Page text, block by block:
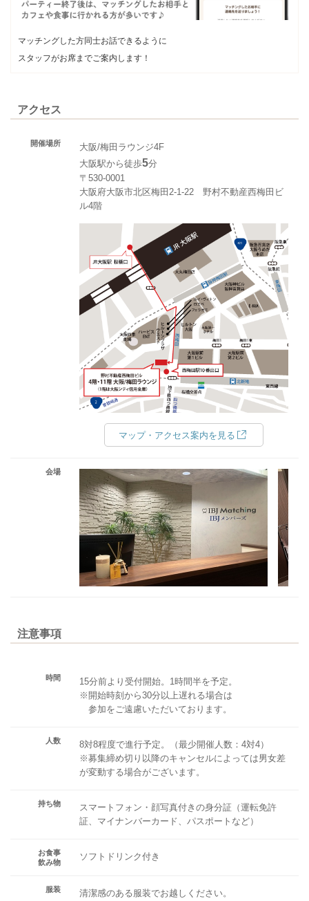
マッチングした方同士お話できるように
スタッフがお席までご案内します！
アクセス
開催場所
大阪/梅田ラウンジ4F
大阪駅から徒歩5分
〒530-0001
大阪府大阪市北区梅田2-1-22 野村不動産西梅田ビ
ル4階
マップ・アクセス案内を見る
会場
注意事項
時間
15分前より受付開始。1時間半を予定。
※開始時刻から30分以上遅れる場合は
参加をご遠慮いただいております。
人数
8対8程度で進行予定。（最少開催人数：4対4）
※募集締め切り以降のキャンセルによっては男女差
が変動する場合がございます。
持ち物
スマートフォン・顔写真付きの身分証（運転免許
証、マイナンバーカード、パスポートなど）
お食事
飲み物
ソフトドリンク付き
服装 清潔感のある服装でお越しください。